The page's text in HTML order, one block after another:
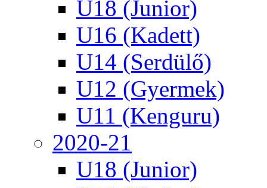
U18 (Junior)
U16 (Kadett)
U14 (Serdülő)
U12 (Gyermek)
U11 (Kenguru)
2020-21
U18 (Junior)